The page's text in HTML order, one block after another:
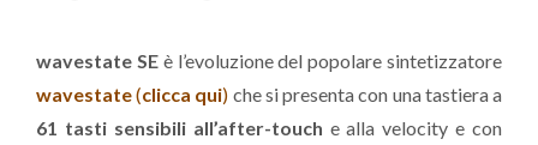
wavestate SEè l’evoluzione del popolare sintetizzatore
wavestate(clicca qui) che si presenta con una tastiera a
61 tasti sensibili all’after-touch e alla velocity e con